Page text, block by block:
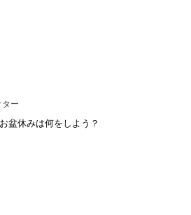
ター
お盆休みは何をしよう？